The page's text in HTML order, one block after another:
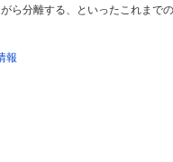
ら分離する、といったこれまで
報